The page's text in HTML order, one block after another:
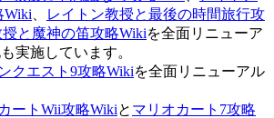
Wiki
レイトン教授と最後の時間旅行攻
と魔神の笛攻略Wikiを全面リニューア
実施しています。
クエスト9攻略Wikiを全面リニューアル
ートWii攻略Wikiと マリオカート7攻略